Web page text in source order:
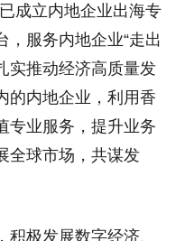
成立内地企业出海专
，服务内地企业“走出
实推动经济高质量发
的内地企业，利用香
专业服务，提升业务
全球市场，共谋发
极发展数字经济、